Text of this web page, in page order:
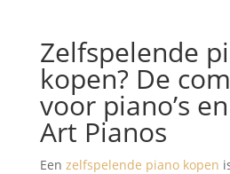
Zelfspelende
kopen? De
voor piano’s
Art Pianos
Een zelfspelende piano kopen